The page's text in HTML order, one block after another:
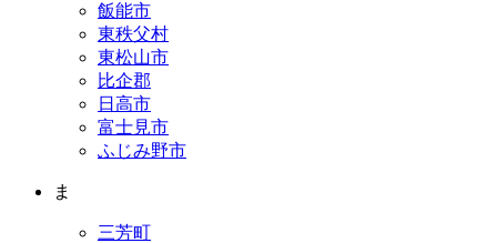
飯能市
東秩父村
東松山市
比企郡
日高市
富士見市
ふじみ野市
ま
三芳町